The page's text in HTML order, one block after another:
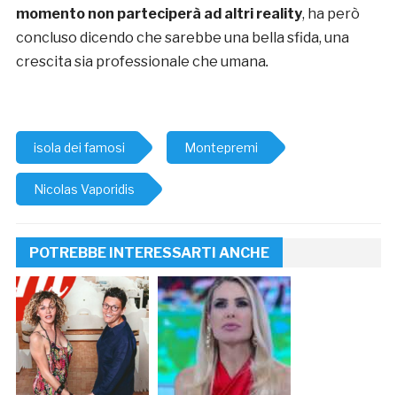
momento non parteciperà ad altri reality, ha però
concluso dicendo che sarebbe una bella sfida, una
crescita sia professionale che umana.
isola dei famosi Montepremi
Nicolas Vaporidis
POTREBBE INTERESSARTI ANCHE